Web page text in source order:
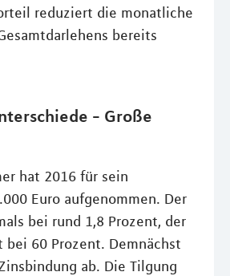
reduziert die monatliche
bereits
- Große
hat 2016 für sein
Euro aufgenommen. Der
bei rund 1,8 Prozent, der
bei 60 Prozent. Demnächst
ab. Die Tilgung